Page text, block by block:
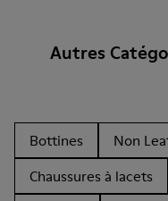
Autres
Bottines Non
Chaussures à lacets